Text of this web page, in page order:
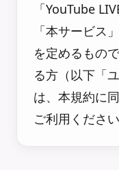
「YouTube
「本サービス
を定めるもの
る方（以下「
は、本規約に
ご利用ください